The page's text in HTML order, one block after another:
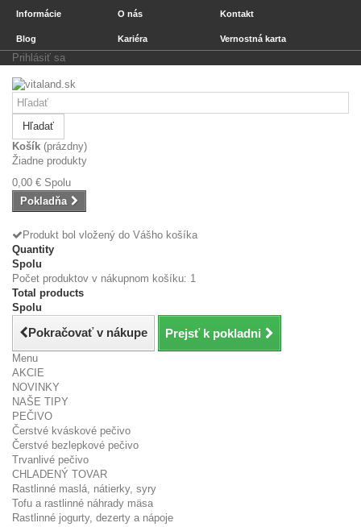
Informácie O nás Kontakt
Blog Kariéra Vernostná karta
Prihlásiť sa
Hľadať
Košík (prázdny)
Žiadne produkty
0,00 € Spolu
Pokladňa
Produkt bol vložený do Vášho košíka
Quantity
Spolu
Počet produktov v nákupnom košíku: 1
Total products
Spolu
Pokračovať v nákupe Prejsť k pokladni
Menu
AKCIE
NOVINKY
NAŠE TIPY
PEČIVO
Čerstvé kváskové pečivo
Čerstvé bezlepkové pečivo
Trvanlivé pečivo
CHLADENÝ TOVAR
Rastlinné maslá, nátierky, syry
Tofu a rastlinné náhrady mäsa
Rastlinné jogurty, dezerty a nápoje